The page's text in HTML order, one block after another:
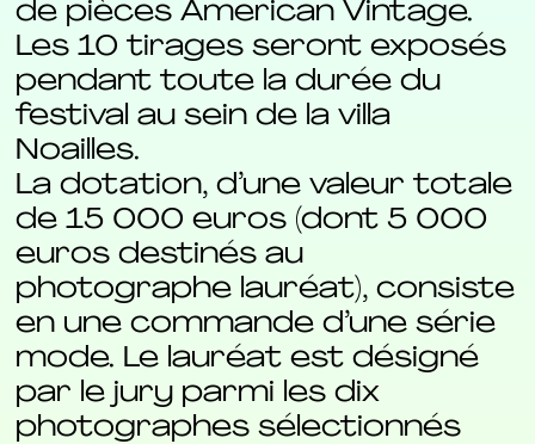
de pièces American Vintage.
Les 10 tirages seront exposés
pendant toute la durée du
festival au sein de la villa
Noailles.
La dotation, d’une valeur totale
de 15 000 euros (dont 5 000
euros destinés au
photographe lauréat), consiste
en une commande d’une série
mode. Le lauréat est désigné
par le jury parmi les dix
photographes sélectionnés